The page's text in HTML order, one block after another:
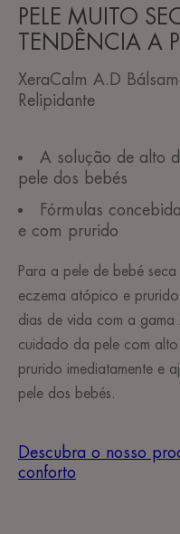
PELE MUITO
TENDÊNCIA A
XeraCalm A.D
Relipidante
A solução de alto
pele dos bebés
Fórmulas
e com prurido
Para a pele de bebé
eczema atópico e
dias de vida com a gama
cuidado da pele com
prurido imediatamente e
pele dos bebés.
Descubra o nosso
conforto